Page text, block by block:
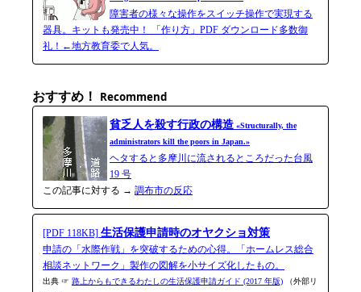
障害者の様々な操作をスイッチ操作で実現する
器具。キットも発売中！ 「作り方」PDF ダウンロード多数御
礼！←地方教育委で人気。
おすすめ！ Recommend
貧乏人を殺す行政の構造 «Structurally, the
administrators kill the poors in Japan.»
ヘタすると多摩川に流されるところだった台風
19 号
この記事に対する → 調布市の反応
[PDF 118KB] 生活保護申請時のオヤクショ対策
申請の「水際作戦」を突破するための心得。「ホームレス総合
相談ネットワーク」製作の図解を小サイズ化したもの。
出典 ☞ 路上からもできるわたしの生活保護申請ガイド (2017 年版) （外部リ